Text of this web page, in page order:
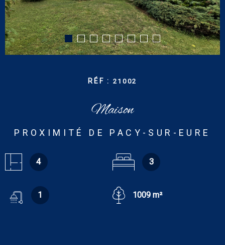
RÉF : 21002
Maison
PROXIMITÉ DE PACY-SUR-EURE
4 3
1 1009 m²
RECHERCHER